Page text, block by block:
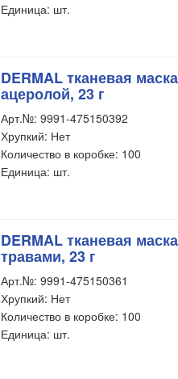
Единица: шт.
DERMAL тканевая
ацеролой, 23 г
Арт.№: 9991-475150392
Хрупкий: Нет
Количество в коробке: 100
Единица: шт.
DERMAL тканевая
травами, 23 г
Арт.№: 9991-475150361
Хрупкий: Нет
Количество в коробке: 100
Единица: шт.